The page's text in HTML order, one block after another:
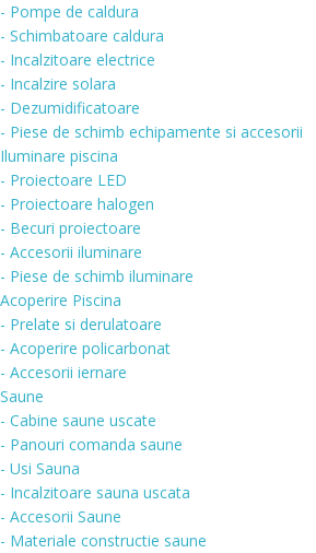
- Pompe de caldura
- Schimbatoare caldura
- Incalzitoare electrice
- Incalzire solara
- Dezumidificatoare
- Piese de schimb echipamente si accesorii
Iluminare piscina
- Proiectoare LED
- Proiectoare halogen
- Becuri proiectoare
- Accesorii iluminare
- Piese de schimb iluminare
Acoperire Piscina
- Prelate si derulatoare
- Acoperire policarbonat
- Accesorii iernare
Saune
- Cabine saune uscate
- Panouri comanda saune
- Usi Sauna
- Incalzitoare sauna uscata
- Accesorii Saune
- Materiale constructie saune